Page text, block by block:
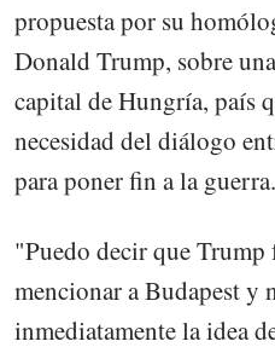
propuesta por su
Donald Trump, sobre
capital de Hungría, país
necesidad del diálogo
para poner fin a la guerra.
"Puedo decir que Trump
mencionar a Budapest y
inmediatamente la idea